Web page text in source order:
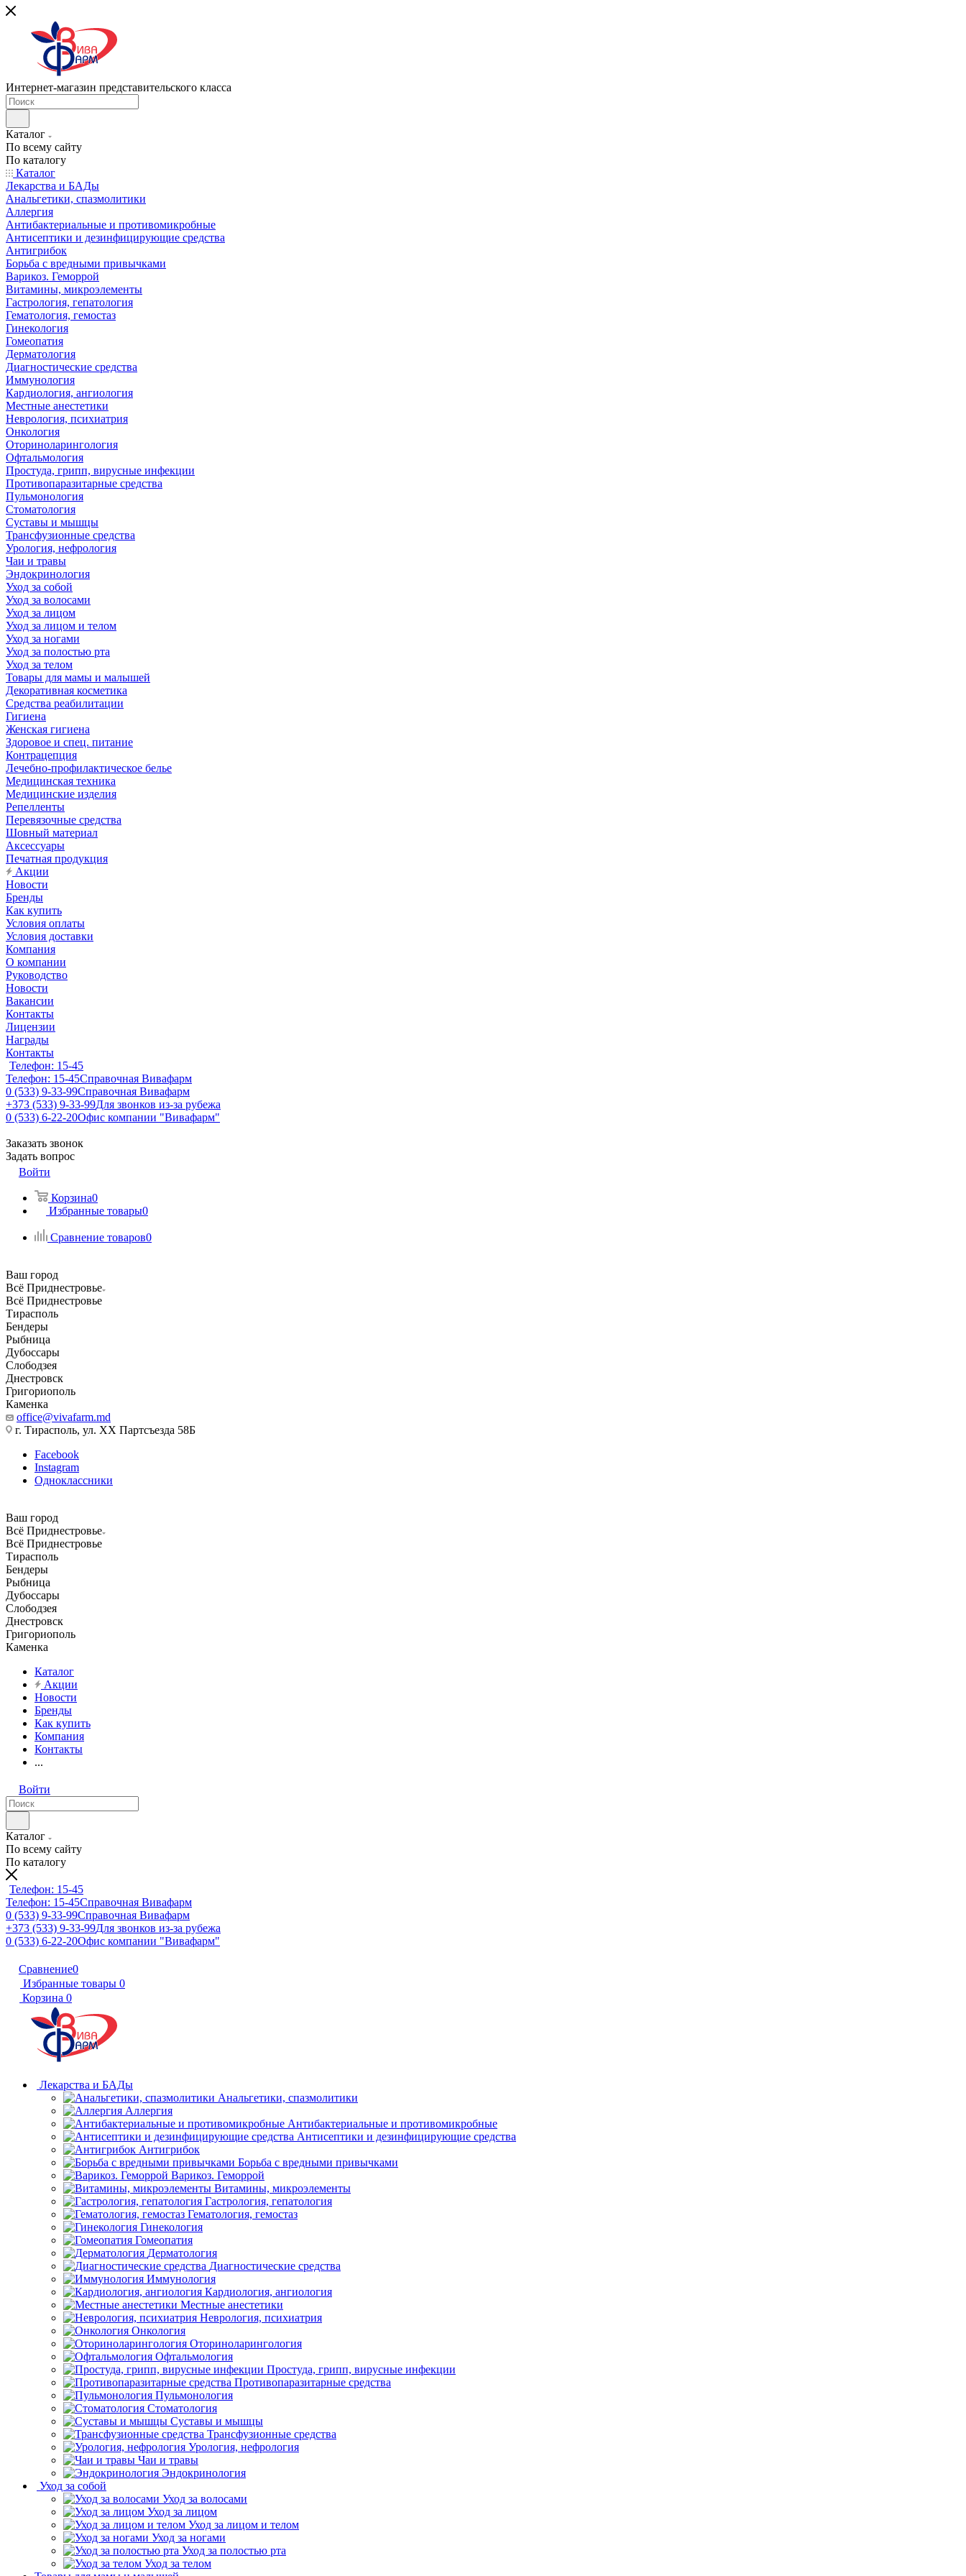
Интернет-магазин представительского класса
Каталог
По всему сайту
По каталогу
Каталог
Лекарства и БАДы
Анальгетики, спазмолитики
Аллергия
Антибактериальные и противомикробные
Антисептики и дезинфицирующие средства
Антигрибок
Борьба с вредными привычками
Варикоз. Геморрой
Витамины, микроэлементы
Гастрология, гепатология
Гематология, гемостаз
Гинекология
Гомеопатия
Дерматология
Диагностические средства
Иммунология
Кардиология, ангиология
Местные анестетики
Неврология, психиатрия
Онкология
Оториноларингология
Офтальмология
Простуда, грипп, вирусные инфекции
Противопаразитарные средства
Пульмонология
Стоматология
Суставы и мышцы
Трансфузионные средства
Урология, нефрология
Чаи и травы
Эндокринология
Уход за собой
Уход за волосами
Уход за лицом
Уход за лицом и телом
Уход за ногами
Уход за полостью рта
Уход за телом
Товары для мамы и малышей
Декоративная косметика
Средства реабилитации
Гигиена
Женская гигиена
Здоровое и спец. питание
Контрацепция
Лечебно-профилактическое белье
Медицинская техника
Медицинские изделия
Репелленты
Перевязочные средства
Шовный материал
Аксессуары
Печатная продукция
Акции
Новости
Бренды
Как купить
Условия оплаты
Условия доставки
Компания
О компании
Руководство
Новости
Вакансии
Контакты
Лицензии
Награды
Контакты
Телефон: 15-45
Телефон: 15-45Справочная Вивафарм
0 (533) 9-33-99Справочная Вивафарм
+373 (533) 9-33-99Для звонков из-за рубежа
0 (533) 6-22-20Офис компании "Вивафарм"
Заказать звонок
Задать вопрос
Войти
Корзина0
Избранные товары0
Сравнение товаров0
Ваш город
Всё Приднестровье
Всё Приднестровье
Тирасполь
Бендеры
Рыбница
Дубоссары
Слободзея
Днестровск
Григориополь
Каменка
office@vivafarm.md
г. Тирасполь, ул. ХХ Партсъезда 58Б
Facebook
Instagram
Одноклассники
Ваш город
Всё Приднестровье
Всё Приднестровье
Тирасполь
Бендеры
Рыбница
Дубоссары
Слободзея
Днестровск
Григориополь
Каменка
Каталог
Акции
Новости
Бренды
Как купить
Компания
Контакты
...
Войти
Каталог
По всему сайту
По каталогу
Телефон: 15-45
Телефон: 15-45Справочная Вивафарм
0 (533) 9-33-99Справочная Вивафарм
+373 (533) 9-33-99Для звонков из-за рубежа
0 (533) 6-22-20Офис компании "Вивафарм"
Сравнение0
Избранные товары 0
Корзина 0
Лекарства и БАДы
Анальгетики, спазмолитики
Аллергия
Антибактериальные и противомикробные
Антисептики и дезинфицирующие средства
Антигрибок
Борьба с вредными привычками
Варикоз. Геморрой
Витамины, микроэлементы
Гастрология, гепатология
Гематология, гемостаз
Гинекология
Гомеопатия
Дерматология
Диагностические средства
Иммунология
Кардиология, ангиология
Местные анестетики
Неврология, психиатрия
Онкология
Оториноларингология
Офтальмология
Простуда, грипп, вирусные инфекции
Противопаразитарные средства
Пульмонология
Стоматология
Суставы и мышцы
Трансфузионные средства
Урология, нефрология
Чаи и травы
Эндокринология
Уход за собой
Уход за волосами
Уход за лицом
Уход за лицом и телом
Уход за ногами
Уход за полостью рта
Уход за телом